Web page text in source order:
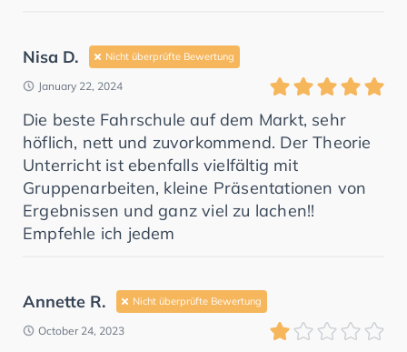
Nisa D. Nicht überprüfte Bewertung
January 22, 2024
Die beste Fahrschule auf dem Markt, sehr
höflich, nett und zuvorkommend. Der Theorie
Unterricht ist ebenfalls vielfältig mit
Gruppenarbeiten, kleine Präsentationen von
Ergebnissen und ganz viel zu lachen!!
Empfehle ich jedem
Annette R. Nicht überprüfte Bewertung
October 24, 2023